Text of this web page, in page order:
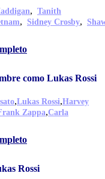
, Tanith
, Sidney Crosby,
como Lukas Rossi
,Lukas Rossi,Harvey
Zappa,Carla
Rossi